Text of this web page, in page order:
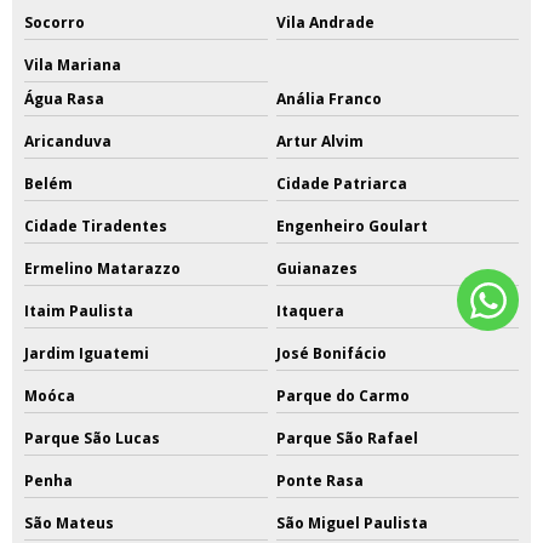
Socorro Vila Andrade
Vila Mariana
Água Rasa
Anália Franco
Aricanduva Artur Alvim
Belém Cidade Patriarca
Cidade Tiradentes Engenheiro Goulart
Ermelino Matarazzo Guianazes
Itaim Paulista Itaquera
Jardim Iguatemi José Bonifácio
Moóca Parque do Carmo
Parque São Lucas Parque São Rafael
Penha Ponte Rasa
São Mateus São Miguel Paulista